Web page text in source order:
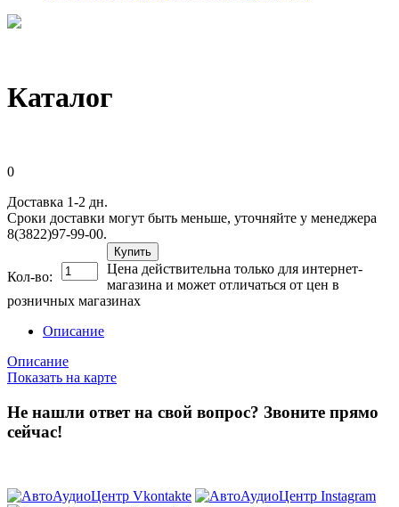
Каталог
0
Доставка 1-2 дн.
Сроки доставки могут быть меньше, уточняйте у менеджера
8(3822)97-99-00.
Кол-во:
Купить
Цена действительна только для интернет-
магазина и может отличаться от цен в
розничных магазинах
Описание
Описание
Показать на карте
Не нашли ответ на свой вопрос? Звоните прямо
сейчас!